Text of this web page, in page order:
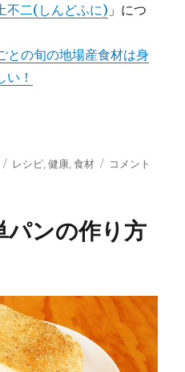
不二(しんどふに) 」につ
との旬の地場産食材は身
！
ジャックフルーツ / 簡単食べ
タ
レシピ ,健康 ,食材
How-
可
能
物
ジ
ャ
ッ
ク
コメント
ンの作り方